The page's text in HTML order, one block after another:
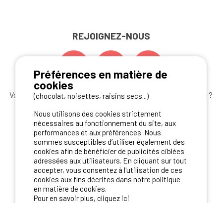
REJOIGNEZ-NOUS
Vous souhaitez bénéficier desmeilleures offres camping ?
S'ABONNER
NOS PARTENAIRES
Préférences en matière de
cookies
(chocolat, noisettes, raisins secs...)
Nous utilisons des cookies strictement
nécessaires au fonctionnement du site, aux
performances et aux préférences. Nous
sommes susceptibles d’utiliser également des
cookies afin de bénéficier de publicités ciblées
adressées aux utilisateurs. En cliquant sur tout
accepter, vous consentez à l'utilisation de ces
cookies aux fins décrites dans notre politique
en matière de cookies.
Pour en savoir plus, cliquez ici